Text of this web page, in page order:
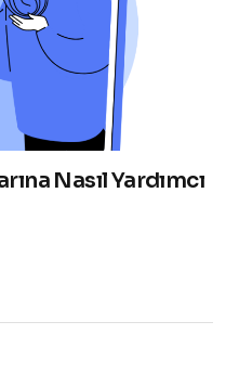
Nasıl Yardımcı